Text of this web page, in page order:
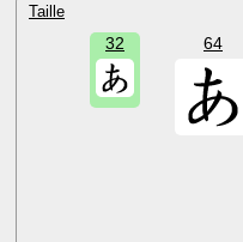
Taille
32 64